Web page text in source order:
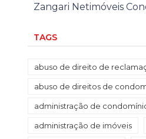
Zangari Netimóveis
TAGS
abuso de direito de
abuso de direitos de
administração de
administração de imóveis